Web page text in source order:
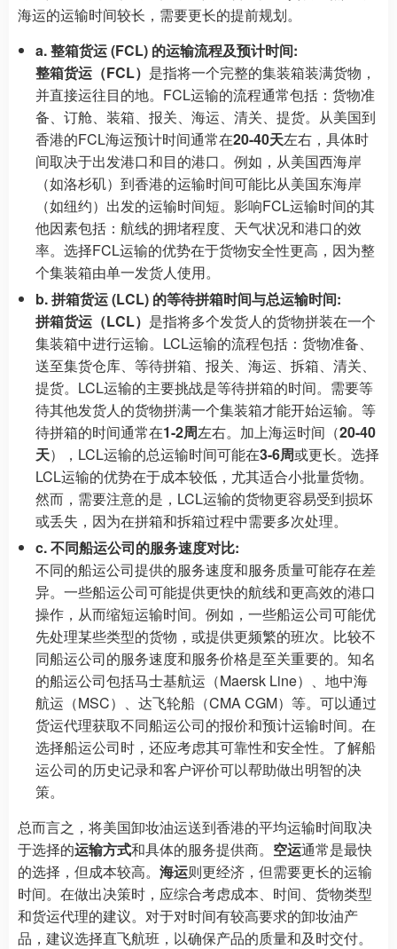
海运的运输时间较长，需要更长的提前规划。
a. 整箱货运 (FCL) 的运输流程及预计时间:
整箱货运（FCL） 是指将一个完整的集装箱装满货物，
并直接运往目的地。FCL运输的流程通常包括：货物准
备、订舱、装箱、报关、海运、清关、提货。从美国到
香港的FCL海运预计时间通常在20-40天左右，具体时
间取决于出发港口和目的港口。例如，从美国西海岸
（如洛杉矶）到香港的运输时间可能比从美国东海岸
（如纽约）出发的运输时间短。影响FCL运输时间的其
他因素包括：航线的拥堵程度、天气状况和港口的效
率。选择FCL运输的优势在于货物安全性更高，因为整
个集装箱由单一发货人使用。
b. 拼箱货运 (LCL) 的等待拼箱时间与总运输时间:
拼箱货运（LCL） 是指将多个发货人的货物拼装在一个
集装箱中进行运输。LCL运输的流程包括：货物准备、
送至集货仓库、等待拼箱、报关、海运、拆箱、清关、
提货。LCL运输的主要挑战是等待拼箱的时间。需要等
待其他发货人的货物拼满一个集装箱才能开始运输。等
待拼箱的时间通常在1-2周左右。加上海运时间（20-40
天），LCL运输的总运输时间可能在3-6周或更长。选择
LCL运输的优势在于成本较低，尤其适合小批量货物。
然而，需要注意的是，LCL运输的货物更容易受到损坏
或丢失，因为在拼箱和拆箱过程中需要多次处理。
c. 不同船运公司的服务速度对比:
不同的船运公司提供的服务速度和服务质量可能存在差
异。一些船运公司可能提供更快的航线和更高效的港口
操作，从而缩短运输时间。例如，一些船运公司可能优
先处理某些类型的货物，或提供更频繁的班次。比较不
同船运公司的服务速度和服务价格是至关重要的。知名
的船运公司包括马士基航运（Maersk Line）、地中海
航运（MSC）、达飞轮船（CMA CGM）等。可以通过
货运代理获取不同船运公司的报价和预计运输时间。在
选择船运公司时，还应考虑其可靠性和安全性。了解船
运公司的历史记录和客户评价可以帮助做出明智的决
策。
总而言之，将美国卸妆油运送到香港的平均运输时间取决
于选择的运输方式和具体的服务提供商。 空运通常是最快
的选择，但成本较高。 海运则更经济，但需要更长的运输
时间。在做出决策时，应综合考虑成本、时间、货物类型
和货运代理的建议。对于对时间有较高要求的卸妆油产
品，建议选择直飞航班，以确保产品的质量和及时交付。